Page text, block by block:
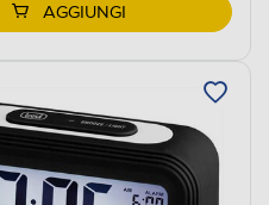
AGGIUNGI